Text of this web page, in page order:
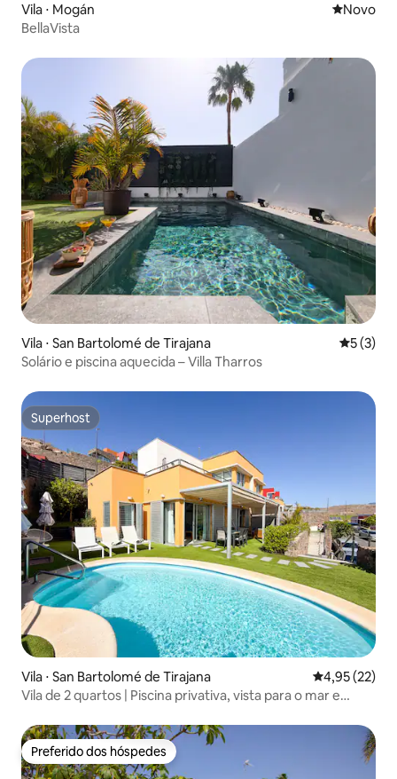
Vila ⋅ Mogán Novo
Novo
BellaVista
Vila ⋅ San Bartolomé de Tirajana 5 de
5 (3)
Solário e piscina aquecida – Villa Tharros
Superhost
Superhost
Vila ⋅ San Bartolomé de Tirajana 4,95 de uma
4,95 (22)
Vila de 2 quartos | Piscina privativa, vista para o mar e
Preferido dos hóspedes
Preferido dos hóspedes